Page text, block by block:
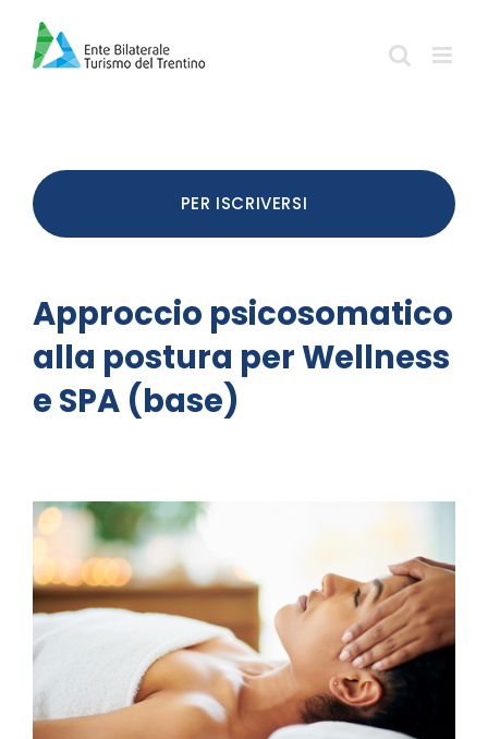
contenuto
PER ISCRIVERSI
Approccio psicosomatico
alla postura per Wellness
e SPA (base)